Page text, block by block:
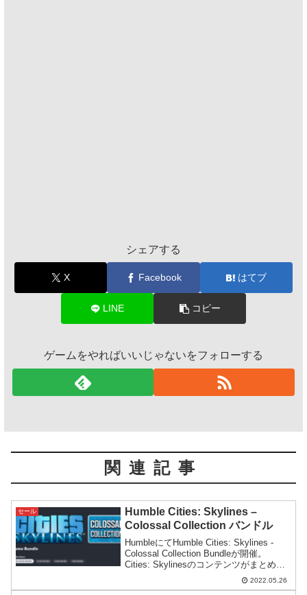
シェアする
X Facebook はてブ
LINE コピー
ゲームをやればいいじゃないをフォローする
関連記事
セール
Humble Cities: Skylines –
Colossal Collection バンドル
HumbleにてHumble Cities: Skylines -
Colossal Collection Bundleが開催。
Cities: Skylinesのコンテンツがまとめて
手に入るバンドルセールとなっていま
2022.05.26